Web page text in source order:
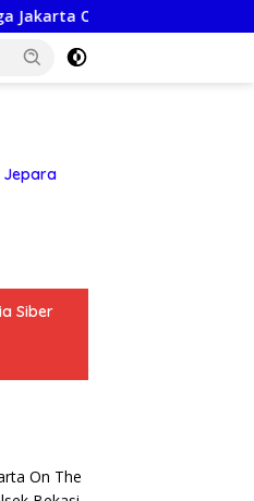
Kapolsek Bekasi Barat
Jepara
Siber